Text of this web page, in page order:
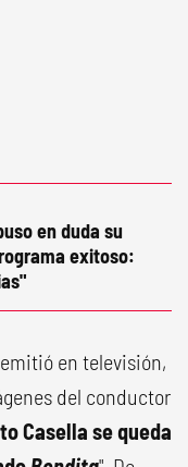
en duda su
exitoso:
en televisión,
del conductor
Casella se queda